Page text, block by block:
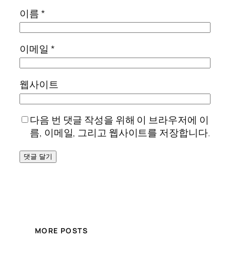
이름*
이메일 *
웹사이트
다음 번 댓글 작성을 위해 이 브라우저에 이
름, 이메일, 그리고 웹사이트를 저장합니다.
MORE POSTS